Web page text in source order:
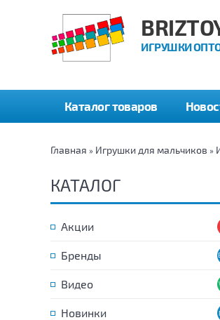
ИГРУШКИ
Каталог товаров
Главная » Игрушки для мальчиков »
КАТАЛОГ
Акции
Бренды
Видео
Новинки